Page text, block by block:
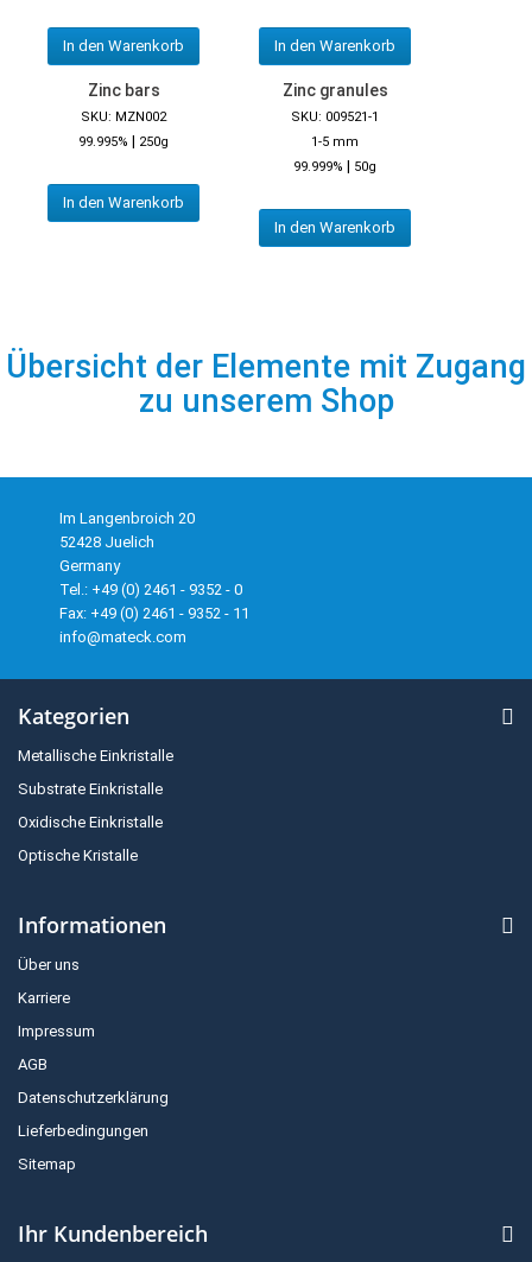
In den Warenkorb In den Warenkorb
Zinc bars
SKU: MZN002
99.995% | 250g
In den Warenkorb
Zinc granules
SKU: 009521-1
1-5 mm
99.999% | 50g
In den Warenkorb
Übersicht der Elemente mit Zugang
zu unserem Shop
Im Langenbroich 20
52428 Juelich
Germany
Tel.: +49 (0) 2461 - 9352 - 0
Fax: +49 (0) 2461 - 9352 - 11
info@mateck.com
Kategorien
Metallische Einkristalle
Substrate Einkristalle
Oxidische Einkristalle
Optische Kristalle
Informationen
Über uns
Karriere
Impressum
AGB
Datenschutzerklärung
Lieferbedingungen
Sitemap
Ihr Kundenbereich